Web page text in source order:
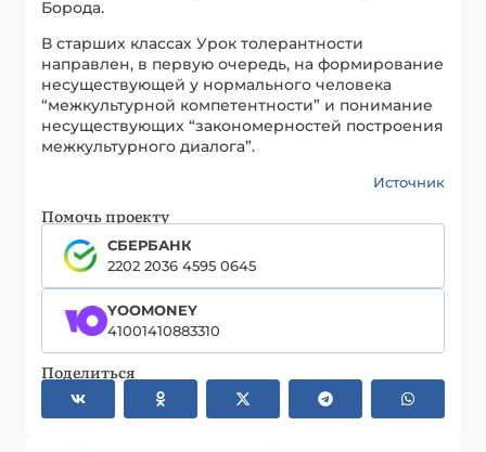
Борода.
В старших классах Урок толерантности
направлен, в первую очередь, на формирование
несуществующей у нормального человека
“межкультурной компетентности” и понимание
несуществующих “закономерностей построения
межкультурного диалога”.
Источник
Помочь проекту
СБЕРБАНК
2202 2036 4595 0645
YOOMONEY
41001410883310
Поделиться